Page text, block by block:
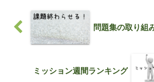
問題集の取り組
ミッション週間ランキング